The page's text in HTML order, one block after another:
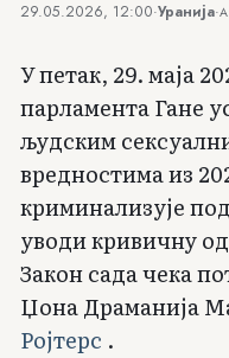
29.05.2026, 12:00·Уранија·
У петак, 29. маја
парламента Гане
људским
вредностима из
криминализује
уводи кривичну
Закон сада чека
Џона Драманија
Ројтерс .